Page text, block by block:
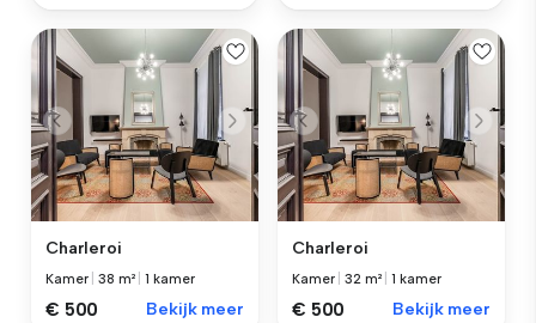
Charleroi
Kamer |38 m² |1 kamer
€ 500 Bekijk meer
Charleroi
Kamer |32 m² |1 kamer
€ 500 Bekijk meer